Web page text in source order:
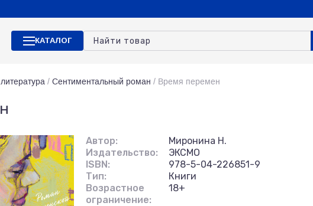
КАТАЛОГ
/ Сентиментальный роман / Время перемен
Автор:
Миронина Н.
Издательство:
ЭКСМО
ISBN:
978-5-04-226851-9
Тип:
Книги
Возрастное
ограничение:
18+